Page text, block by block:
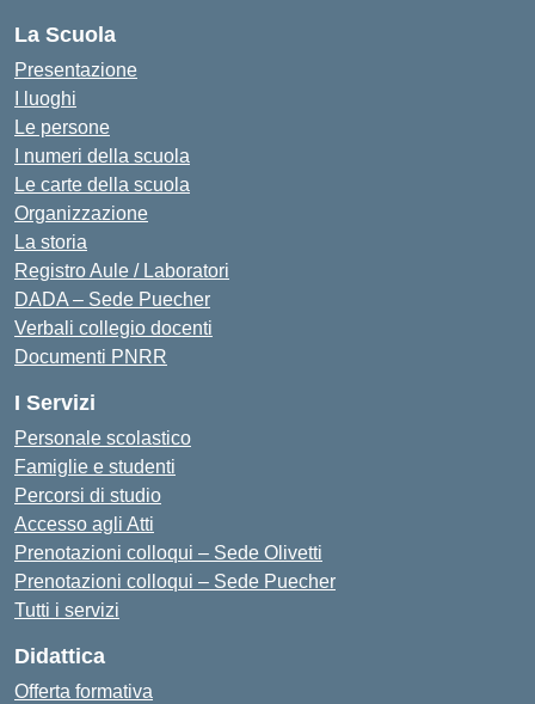
La Scuola
Presentazione
I luoghi
Le persone
I numeri della scuola
Le carte della scuola
Organizzazione
La storia
Registro Aule / Laboratori
DADA – Sede Puecher
Verbali collegio docenti
Documenti PNRR
I Servizi
Personale scolastico
Famiglie e studenti
Percorsi di studio
Accesso agli Atti
Prenotazioni colloqui – Sede Olivetti
Prenotazioni colloqui – Sede Puecher
Tutti i servizi
Didattica
Offerta formativa